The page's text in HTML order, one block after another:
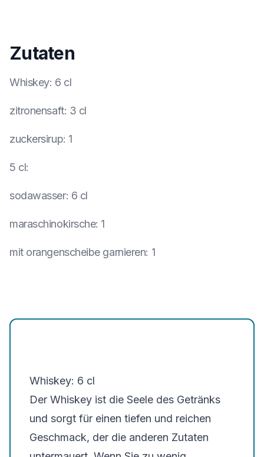
Zutaten
Whiskey: 6 cl
zitronensaft: 3 cl
zuckersirup: 1
5 cl:
sodawasser: 6 cl
maraschinokirsche: 1
mit orangenscheibe garnieren: 1
Whiskey: 6 cl
Der Whiskey ist die Seele des Getränks
und sorgt für einen tiefen und reichen
Geschmack, der die anderen Zutaten